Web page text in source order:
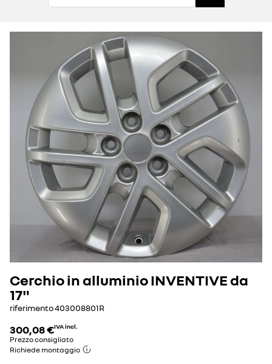
Cerchio in alluminio INVENTIVE da
17"
riferimento403008801R
300,08 €IVA incl.
Prezzo consigliato
Richiede montaggio